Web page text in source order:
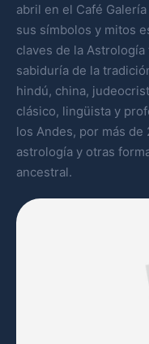
abril en el Café
sus símbolos y mitos
claves de la
sabiduría de la
hindú, china,
clásico, lingüista y
los Andes, por más
astrología y otras
ancestral.